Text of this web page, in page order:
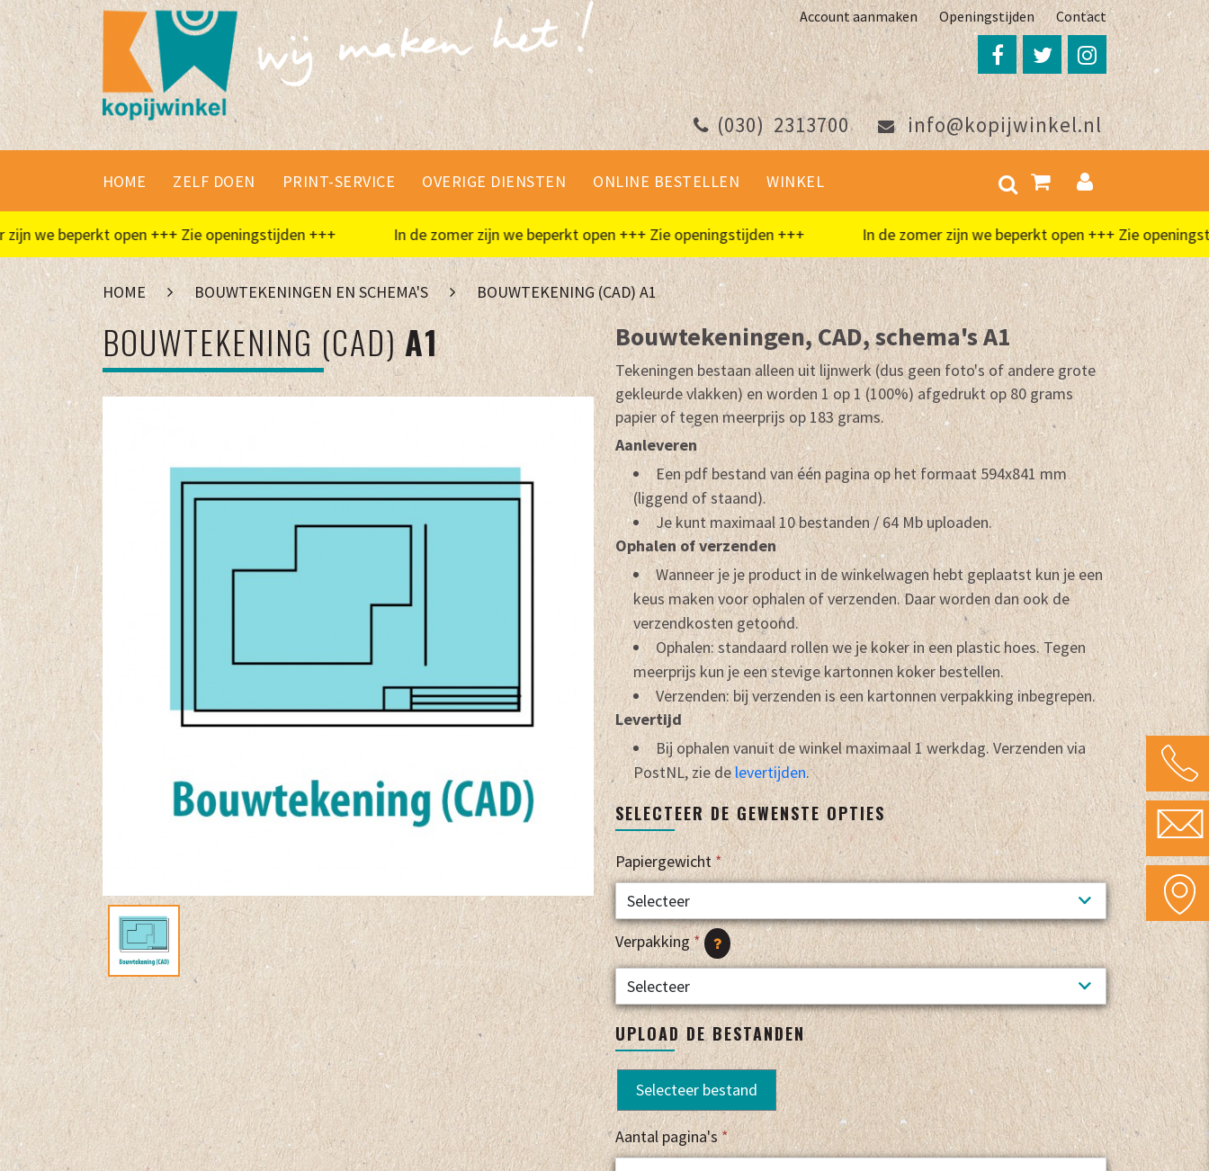
Account aanmaken Openingstijden Contact
(030) 2313700 info@kopijwinkel.nl
HOME ZELF DOEN PRINT-SERVICE OVERIGE DIENSTEN ONLINE BESTELLEN WINKEL
beperkt open +++ Zie openingstijden +++ In de zomer zijn we beperkt open +++ Zie openingstijden +++ In de zomer zijn we beperkt open +++ Zie openingstijden
HOME BOUWTEKENINGEN EN SCHEMA'S BOUWTEKENING (CAD) A1
BOUWTEKENING (CAD)A1 Bouwtekeningen, CAD, schema's A1
Tekeningen bestaan alleen uit lijnwerk (dus geen foto's of andere grote
gekleurde vlakken) en worden 1 op 1 (100%) afgedrukt op 80 grams
papier of tegen meerprijs op 183 grams.
Aanleveren
Een pdf bestand van één pagina op het formaat 594x841 mm
(liggend of staand).
Je kunt maximaal 10 bestanden / 64 Mb uploaden.
Ophalen of verzenden
Wanneer je je product in de winkelwagen hebt geplaatst kun je een
keus maken voor ophalen of verzenden. Daar worden dan ook de
verzendkosten getoond.
Ophalen: standaard rollen we je koker in een plastic hoes. Tegen
meerprijs kun je een stevige kartonnen koker bestellen.
Verzenden: bij verzenden is een kartonnen verpakking inbegrepen.
Levertijd
Bij ophalen vanuit de winkel maximaal 1 werkdag. Verzenden via
PostNL, zie delevertijden.
SELECTEER DE GEWENSTE OPTIES
Papiergewicht*
Verpakking*
UPLOAD DE BESTANDEN
Selecteer bestand
Aantal pagina's *